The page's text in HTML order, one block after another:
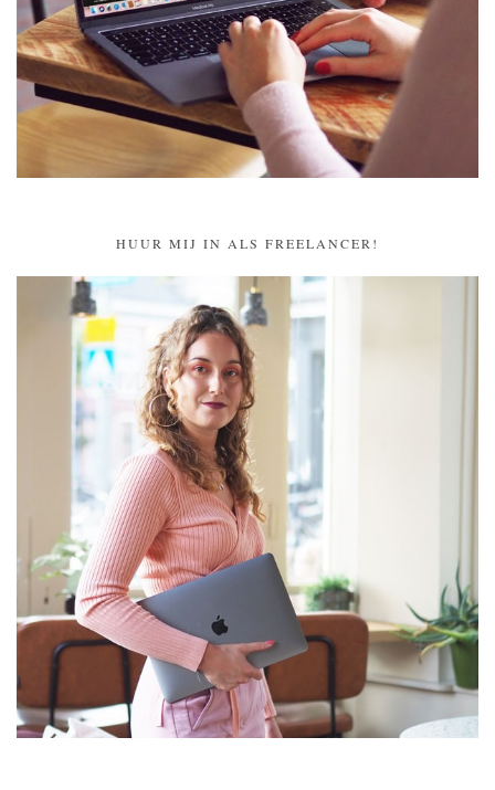
HUUR MIJ IN ALS FREELANCER!